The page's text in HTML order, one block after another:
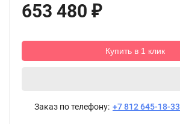
653 480 ₽
Купить в 1 клик
Заказ по телефону: +7 812 645-18-33